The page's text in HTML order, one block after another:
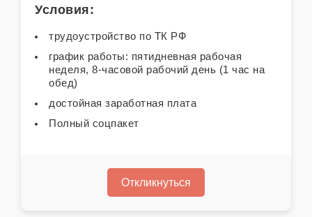
Условия:
трудоустройство по ТК РФ
график работы: пятидневная рабочая
неделя, 8-часовой рабочий день (1 час на
обед)
достойная заработная плата
Полный соцпакет
Откликнуться